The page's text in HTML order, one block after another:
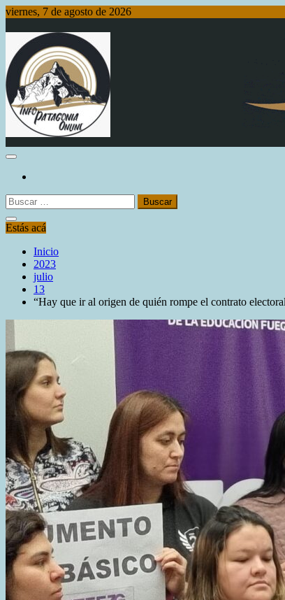
Saltar
contenido
viernes, 7 de agosto de 2026
Info Patagonia Online
Buscar:
Estás acá
Inicio
2023
julio
13
“Hay que ir al origen de quién rompe el contrato